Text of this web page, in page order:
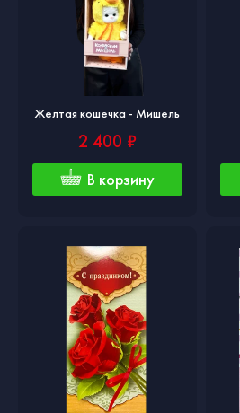
Желтая кошечка - Мишель
2 400 ₽
В корзину